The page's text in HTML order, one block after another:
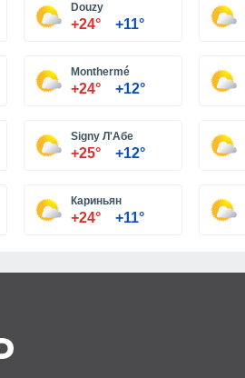
Douzy
+24° +11°
Monthermé
+24° +12°
Signy Л'Абе
+25° +12°
Кариньян
+24° +11°